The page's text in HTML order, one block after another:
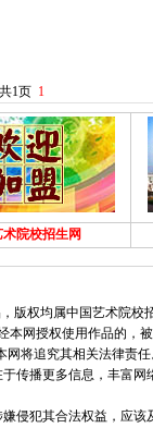
共1页 1
院校招生网
版权均属中国艺术院校
网授权使用作品的，
网将追究其相关法律责
传播更多信息，丰富
侵犯其合法权益，应